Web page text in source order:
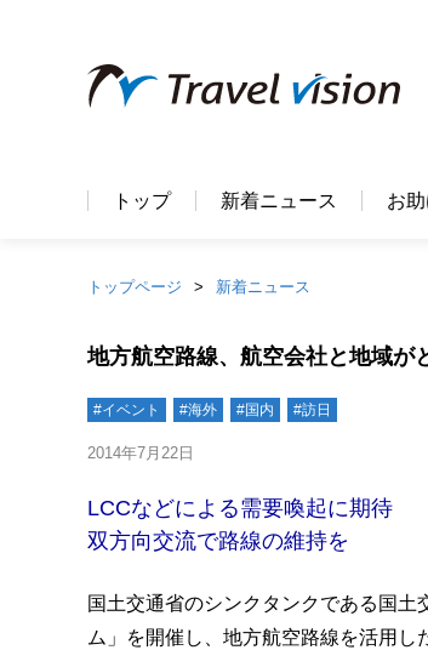
トップ 新着ニュース お
トップページ 新着ニュース
地方航空路線、航空会社と地域が
#イベント #海外 #国内 #訪日
2014年7月22日
LCCなどによる需要喚起に期待
双方向交流で路線の維持を
国土交通省のシンクタンクである国
ム」を開催し、地方航空路線を活用